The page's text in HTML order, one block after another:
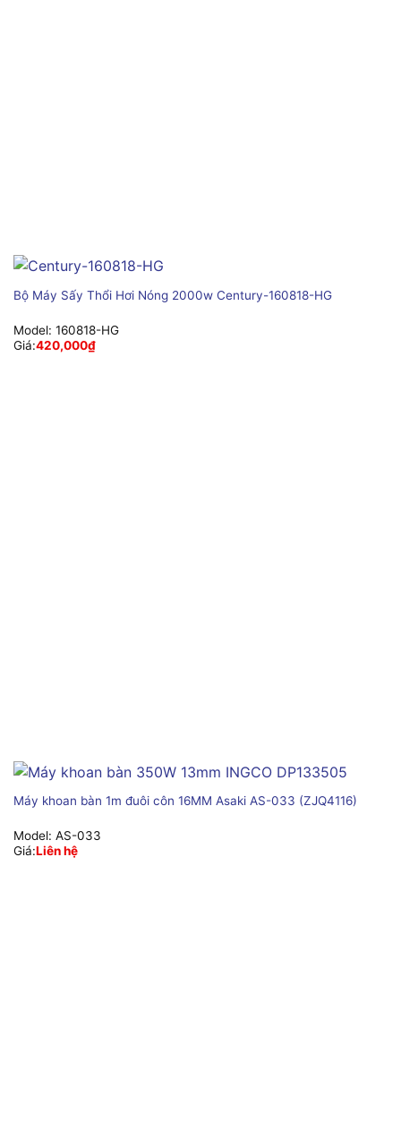
Bộ Máy Sấy Thổi Hơi Nóng 2000w Century-160818-HG
Model: 160818-HG
Giá:420,000₫
Máy khoan bàn 1m đuôi côn 16MM Asaki AS-033 (ZJQ4116)
Model: AS-033
Giá:Liên hệ